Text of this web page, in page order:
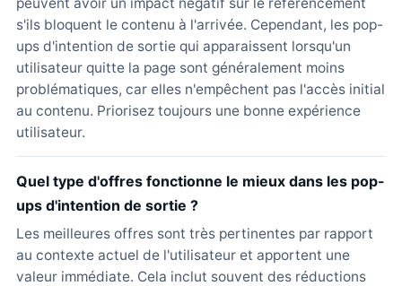
s'ils bloquent le contenu à l'arrivée. Cependant, les pop-
ups d'intention de sortie qui apparaissent lorsqu'un
utilisateur quitte la page sont généralement moins
problématiques, car elles n'empêchent pas l'accès initial
au contenu. Priorisez toujours une bonne expérience
utilisateur.
Quel type d'offres fonctionne le mieux dans les pop-
ups d'intention de sortie ?
Les meilleures offres sont très pertinentes par rapport
au contexte actuel de l'utilisateur et apportent une
valeur immédiate. Cela inclut souvent des réductions